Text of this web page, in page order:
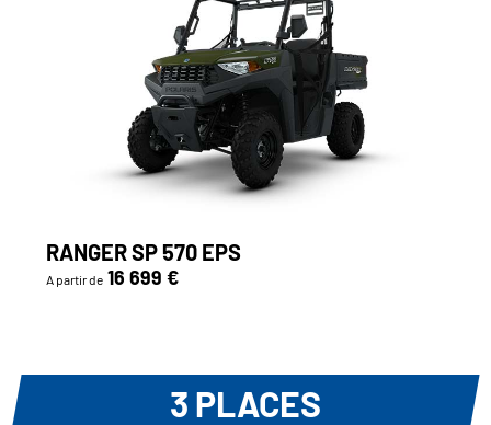
RANGER SP 570 EPS
A partir de 16 699 €
3 PLACES